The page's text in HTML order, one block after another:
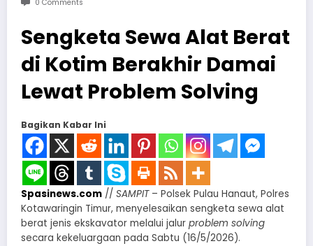
0 Comments
Sengketa Sewa Alat Berat
di Kotim Berakhir Damai
Lewat Problem Solving
Bagikan Kabar Ini
Spasinews.com // SAMPIT– Polsek Pulau Hanaut, Polres
Kotawaringin Timur, menyelesaikan sengketa sewa alat
berat jenis ekskavator melalui jalur problem solving
secara kekeluargaan pada Sabtu (16/5/2026).